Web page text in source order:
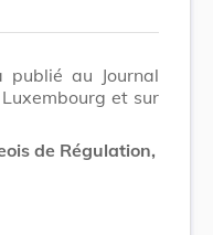
publié au Journal
et sur
de Régulation,